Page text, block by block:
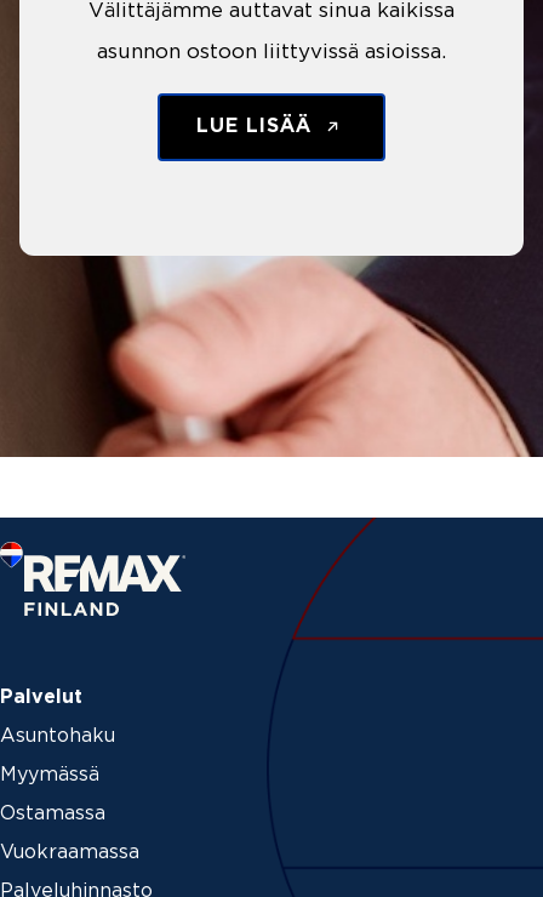
Välittäjämme auttavat sinua kaikissa
asunnon ostoon liittyvissä asioissa.
LUE LISÄÄ
Palvelut
Asuntohaku
Myymässä
Ostamassa
Vuokraamassa
Palveluhinnasto